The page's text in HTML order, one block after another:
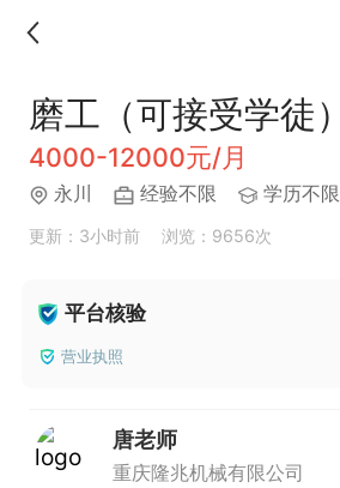
磨工（可接受学徒）
4000-12000元/月
永川 经验不限 学历不限
更新：3小时前 浏览：9656次
平台核验
营业执照
唐老师
重庆隆兆机械有限公司